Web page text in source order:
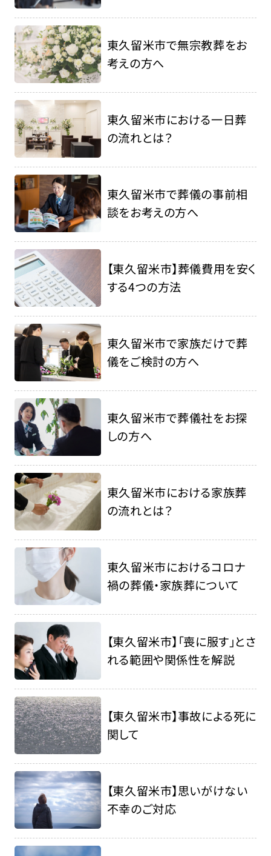
東久留米市で無宗教葬をお
考えの方へ
東久留米市における一日葬
の流れとは？
東久留米市で葬儀の事前相
談をお考えの方へ
【東久留米市】葬儀費用を安く
する4つの方法
東久留米市で家族だけで葬
儀をご検討の方へ
東久留米市で葬儀社をお探
しの方へ
東久留米市における家族葬
の流れとは？
東久留米市におけるコロナ
禍の葬儀・家族葬について
【東久留米市】「喪に服す」とさ
れる範囲や関係性を解説
【東久留米市】事故による死に
関して
【東久留米市】思いがけない
不幸のご対応